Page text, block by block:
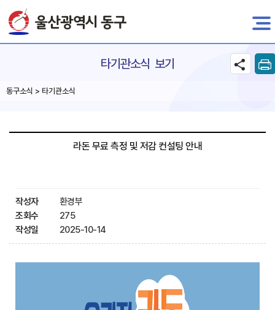
전자민원
타기관소식 보기
동구소식 > 타기관소식
라돈 무료 측정 및 저감 컨설팅 안내
작성자
환경부
조회수
275
작성일
2025-10-14